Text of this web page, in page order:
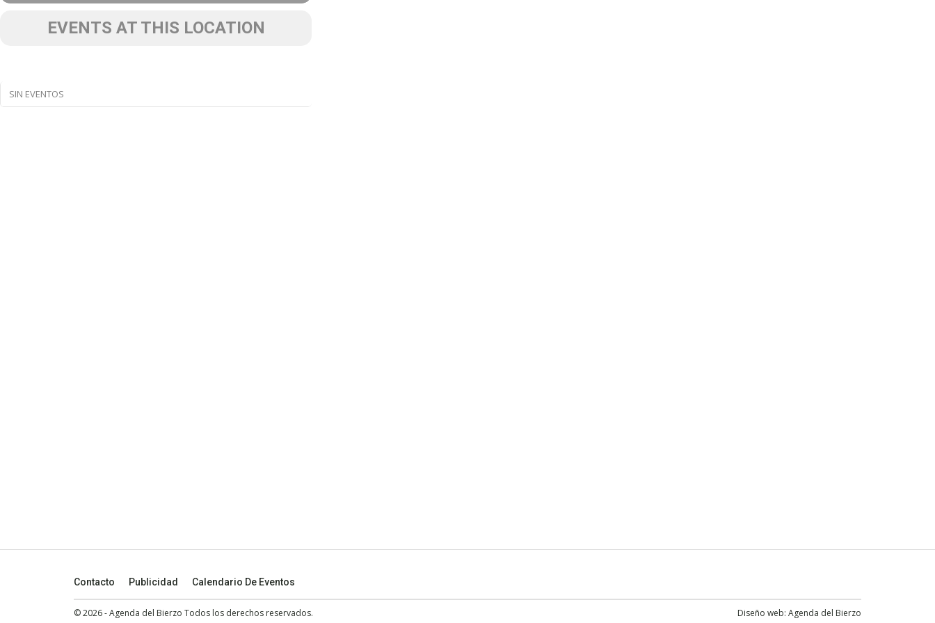
EVENTS AT THIS LOCATION
SIN EVENTOS
Contacto Publicidad Calendario De Eventos
© 2026 - Agenda del Bierzo Todos los derechos reservados. Diseño web: Agenda del Bierzo